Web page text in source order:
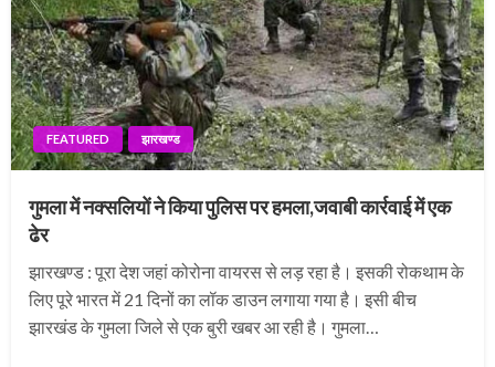
FEATURED झारखण्ड
गुमला में नक्सलियों ने किया पुलिस पर हमला,जवाबी कार्रवाई में एक
ढेर
झारखण्ड : पूरा देश जहां कोरोना वायरस से लड़ रहा है। इसकी रोकथाम के
लिए पूरे भारत में 21 दिनों का लॉक डाउन लगाया गया है। इसी बीच
झारखंड के गुमला जिले से एक बुरी खबर आ रही है। गुमला…